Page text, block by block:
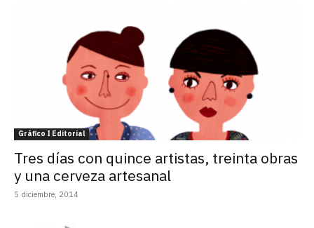
Gráfico I Editorial
Tres días con quince artistas, treinta obras
y una cerveza artesanal
5 diciembre, 2014